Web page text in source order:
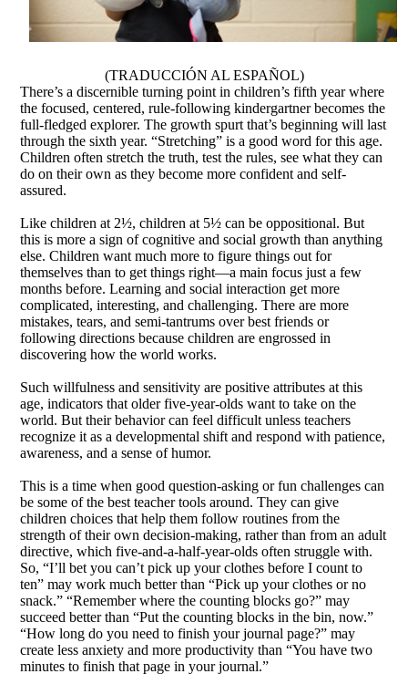
(TRADUCCIÓN AL ESPAÑOL)
There’s a discernible turning point in children’s fifth year where
the focused, centered, rule-following kindergartner becomes the
full-fledged explorer. The growth spurt that’s beginning will last
through the sixth year. “Stretching” is a good word for this age.
Children often stretch the truth, test the rules, see what they can
do on their own as they become more confident and self-
assured.
Like children at 2½, children at 5½ can be oppositional. But
this is more a sign of cognitive and social growth than anything
else. Children want much more to figure things out for
themselves than to get things right—a main focus just a few
months before. Learning and social interaction get more
complicated, interesting, and challenging. There are more
mistakes, tears, and semi-tantrums over best friends or
following directions because children are engrossed in
discovering how the world works.
Such willfulness and sensitivity are positive attributes at this
age, indicators that older five-year-olds want to take on the
world. But their behavior can feel difficult unless teachers
recognize it as a developmental shift and respond with patience,
awareness, and a sense of humor.
This is a time when good question-asking or fun challenges can
be some of the best teacher tools around. They can give
children choices that help them follow routines from the
strength of their own decision-making, rather than from an adult
directive, which five-and-a-half-year-olds often struggle with.
So, “I’ll bet you can’t pick up your clothes before I count to
ten” may work much better than “Pick up your clothes or no
snack.” “Remember where the counting blocks go?” may
succeed better than “Put the counting blocks in the bin, now.”
“How long do you need to finish your journal page?” may
create less anxiety and more productivity than “You have two
minutes to finish that page in your journal.”